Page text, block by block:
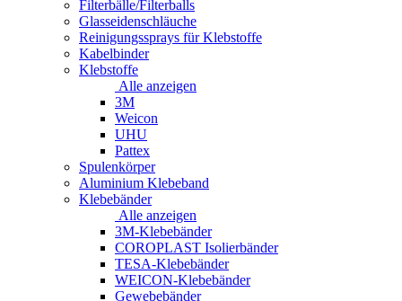
Filterbälle/Filterballs
Glasseidenschläuche
Reinigungssprays für Klebstoffe
Kabelbinder
Klebstoffe
Alle anzeigen
3M
Weicon
UHU
Pattex
Spulenkörper
Aluminium Klebeband
Klebebänder
Alle anzeigen
3M-Klebebänder
COROPLAST Isolierbänder
TESA-Klebebänder
WEICON-Klebebänder
Gewebebänder